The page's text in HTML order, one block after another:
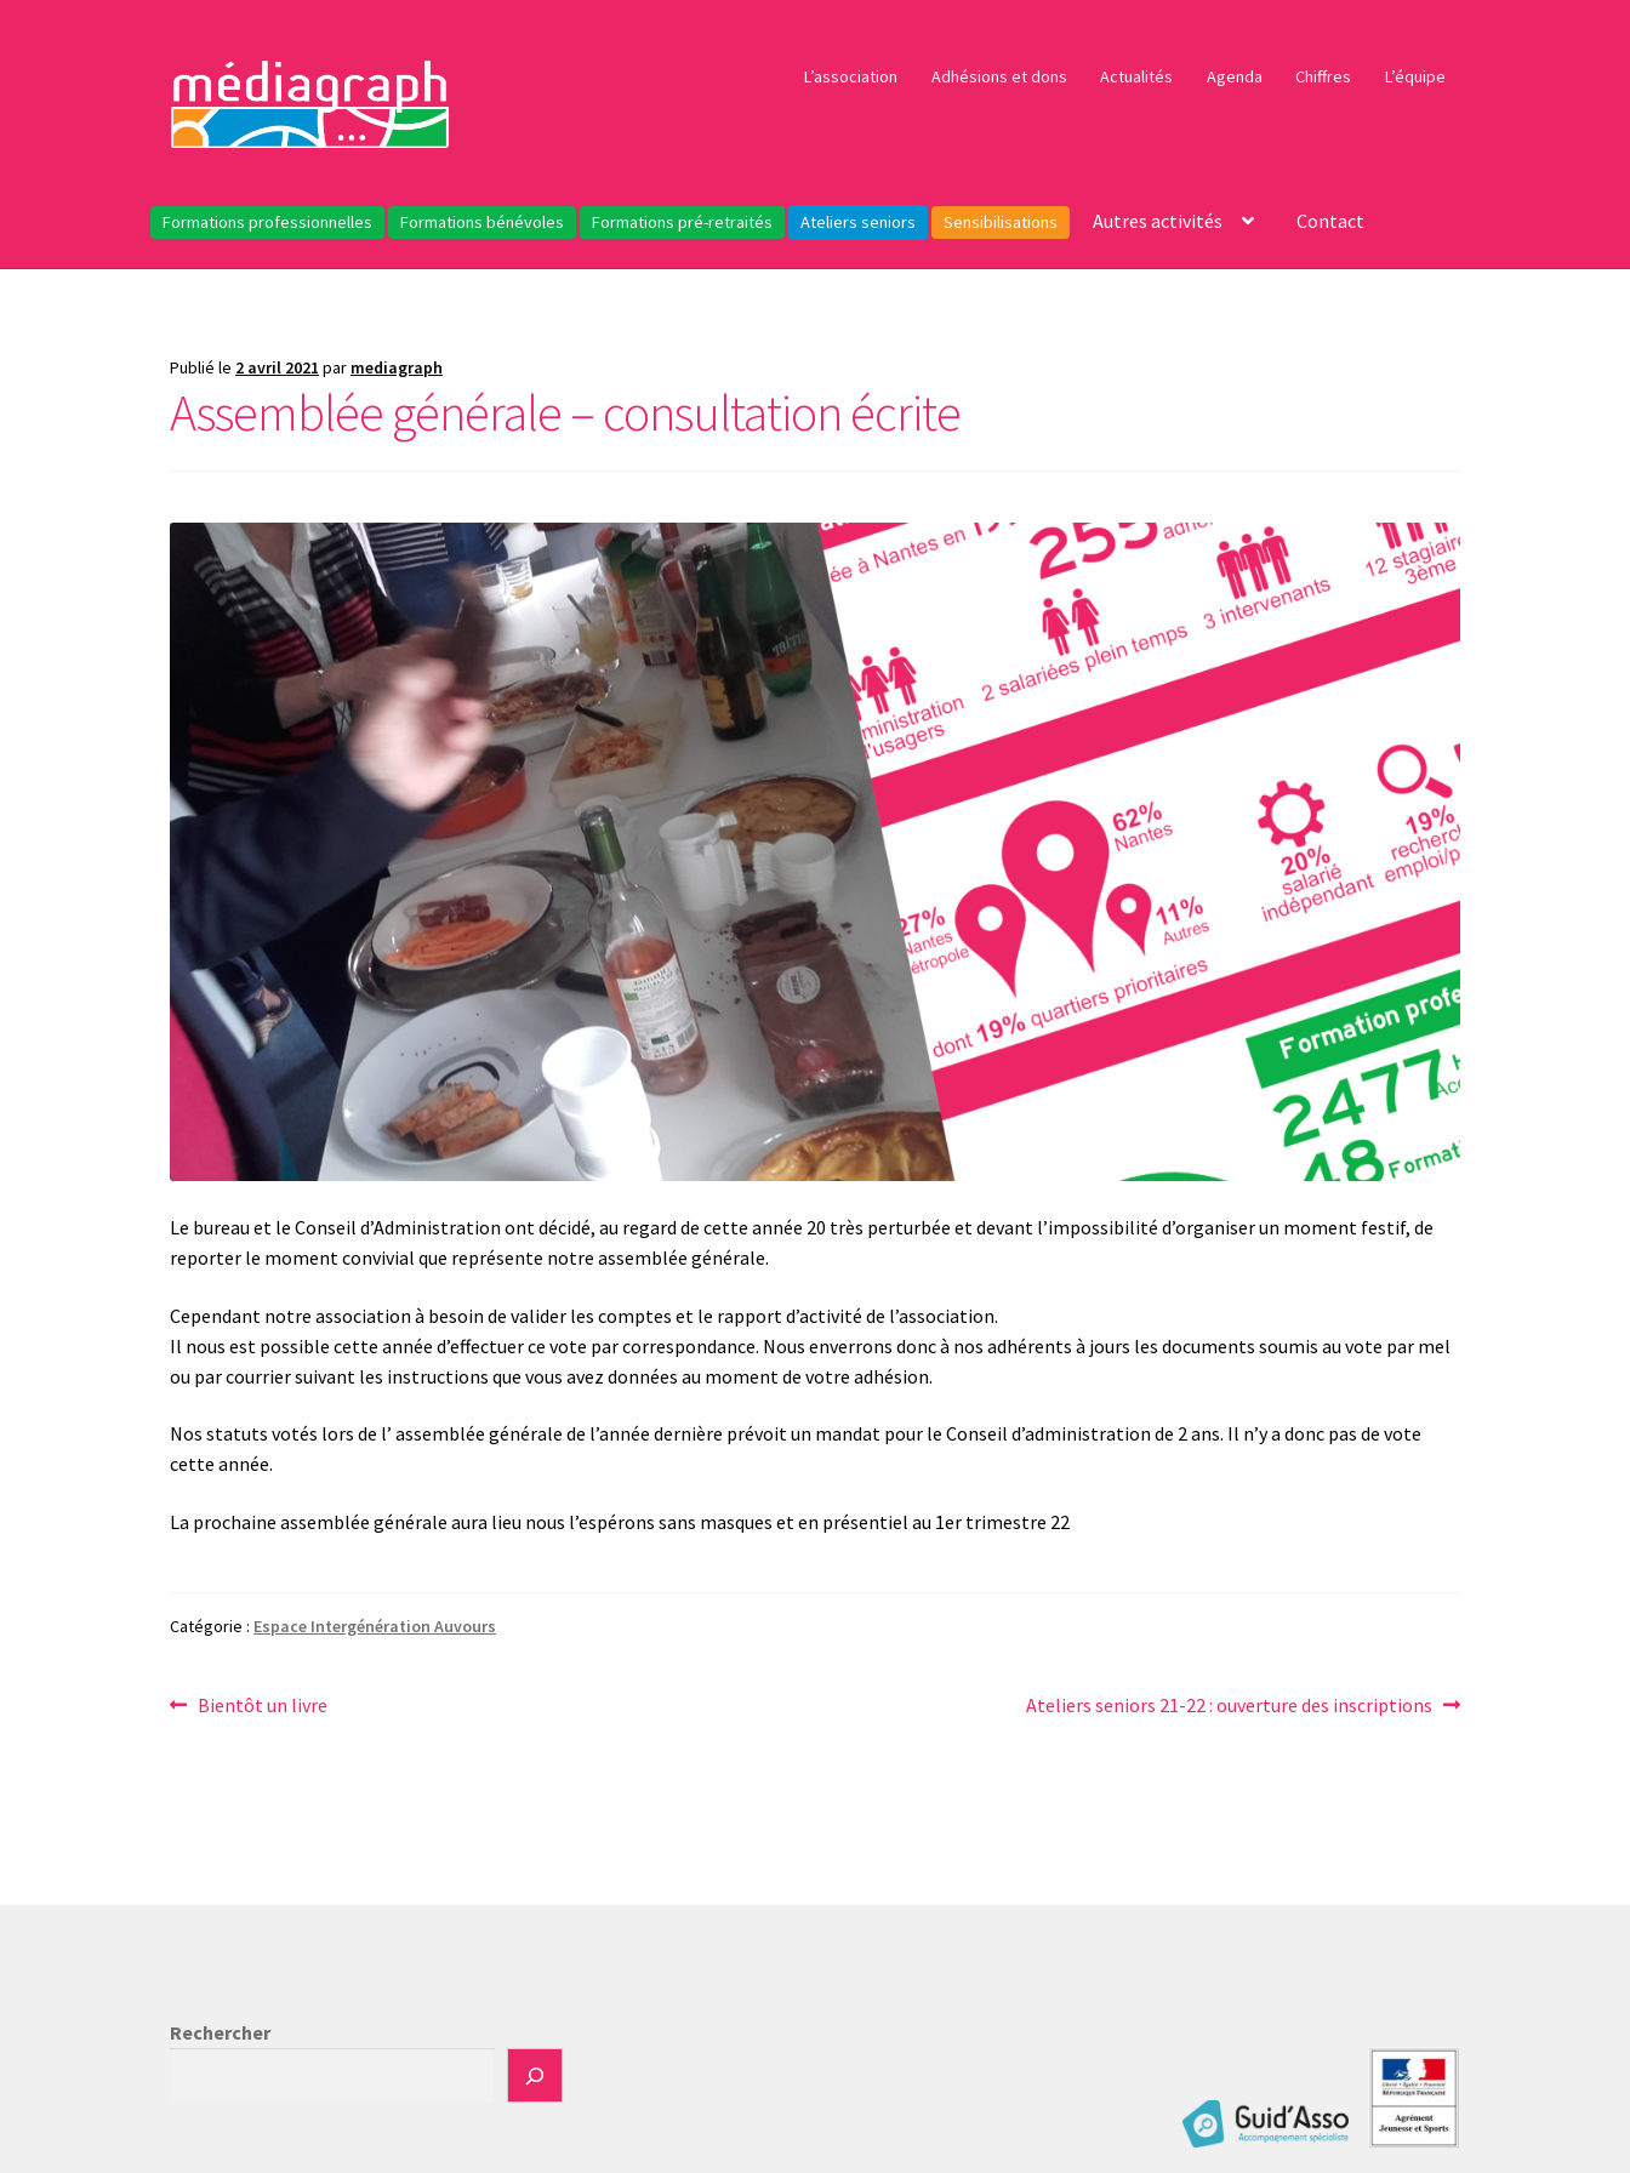
la
navigation
contenu
L’association Adhésions et dons Actualités Agenda Chiffres L’équipe
Formations professionnelles Formations bénévoles Formations pré-retraités Ateliers seniors Sensibilisations Autres activités Contact
Publié le 2 avril 2021 par mediagraph
Assemblée générale – consultation écrite
Le bureau et le Conseil d’Administration ont décidé, au regard de cette année 20 très perturbée et devant l’impossibilité d’organiser un moment festif, de
reporter le moment convivial que représente notre assemblée générale.
Cependant notre association à besoin de valider les comptes et le rapport d’activité de l’association.
Il nous est possible cette année d’effectuer ce vote par correspondance. Nous enverrons donc à nos adhérents à jours les documents soumis au vote par mel
ou par courrier suivant les instructions que vous avez données au moment de votre adhésion.
Nos statuts votés lors de l’ assemblée générale de l’année dernière prévoit un mandat pour le Conseil d’administration de 2 ans. Il n’y a donc pas de vote
cette année.
La prochaine assemblée générale aura lieu nous l’espérons sans masques et en présentiel au 1er trimestre 22
Catégorie : Espace Intergénération Auvours
Navigation
Article
Bientôt un livre
Article
Ateliers seniors 21-22 : ouverture des inscriptions
Rechercher